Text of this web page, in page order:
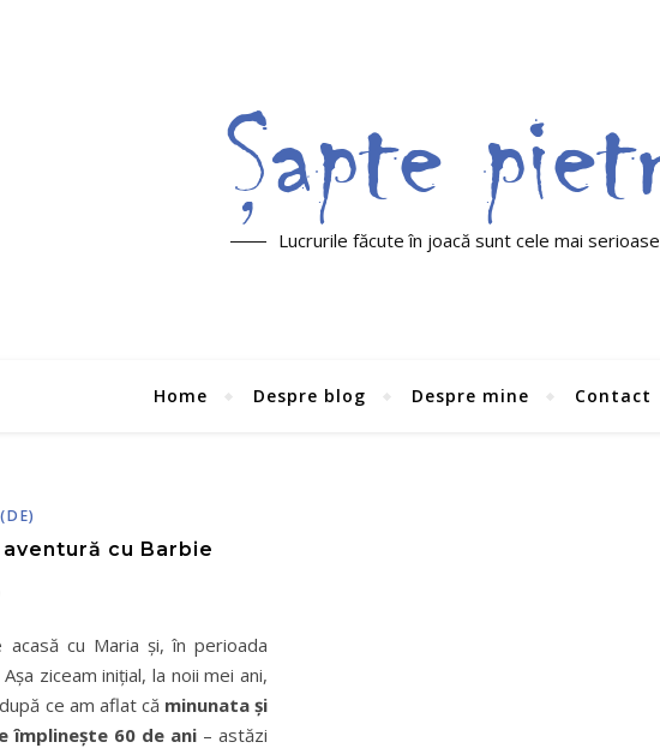
Lucrurile făcute în joacă sunt cele mai serioase
Home Despre blog Despre mine Contact
cu Barbie
cu Maria și, în perioada
ziceam inițial, la noii mei ani,
ce am aflat că minunata și
împlinește 60 de ani – astăzi